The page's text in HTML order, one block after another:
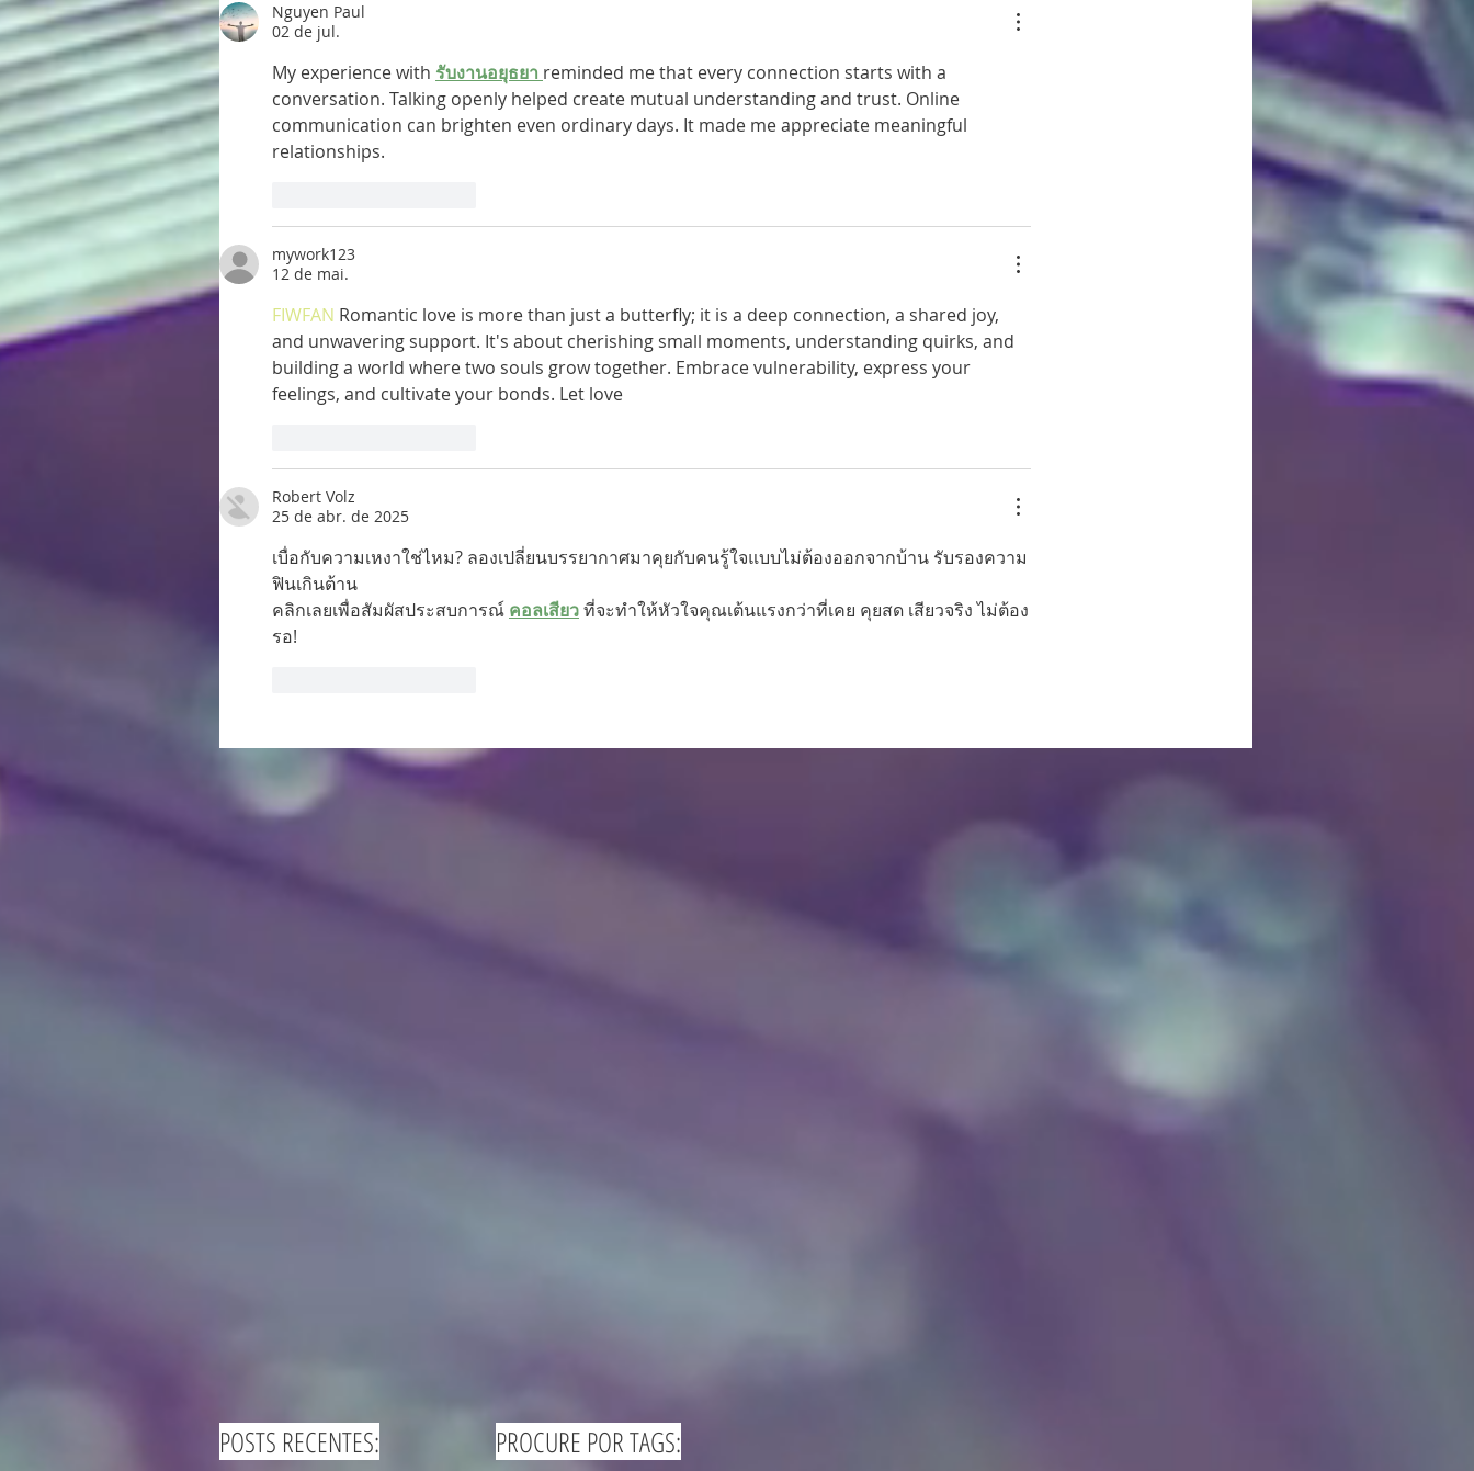
Nguyen Paul
02 de jul.
My experience with รับงานอยุธยา reminded me that every connection starts with a
conversation. Talking openly helped create mutual understanding and trust. Online
communication can brighten even ordinary days. It made me appreciate meaningful
relationships.
mywork123
12 de mai.
FIWFAN Romantic love is more than just a butterfly; it is a deep connection, a shared joy,
and unwavering support. It's about cherishing small moments, understanding quirks, and
building a world where two souls grow together. Embrace vulnerability, express your
feelings, and cultivate your bonds. Let love
Robert Volz
25 de abr. de 2025
เบื่อกับความเหงาใช่ไหม? ลองเปลี่ยนบรรยากาศมาคุยกับคนรู้ใจแบบไม่ต้องออกจากบ้าน รับรองความ
ฟินเกินต้าน
คลิกเลยเพื่อสัมผัสประสบการณ์ คอลเสียว ที่จะทำให้หัวใจคุณเต้นแรงกว่าที่เคย คุยสด เสียวจริง ไม่ต้อง
รอ!
POSTS RECENTES: PROCURE POR TAGS: